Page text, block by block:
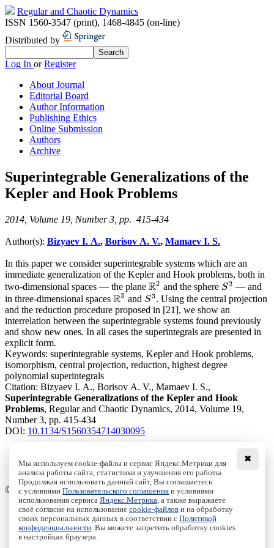
Regular and Chaotic Dynamics
ISSN 1560-3547 (print), 1468-4845 (on-line)
Distributed by
Log In orRegister
About Journal
Editorial Board
Author Information
Publishing Ethics
Online Submission
Authors
Archive
Superintegrable Generalizations of the
Kepler and Hook Problems
2014, Volume 19, Number 3, pp. 415-434
Author(s): Bizyaev I. A., Borisov A. V., Mamaev I. S.
In this paper we consider superintegrable systems which are an
immediate generalization of the Kepler and Hook problems, both in
two-dimensional spaces — the plane R2
R2 and the sphere S2
S2 — and
in three-dimensional spaces R3
R3 and S3
S3. Using the central projection
and the reduction procedure proposed in [21], we show an
interrelation between the superintegrable systems found previously
and show new ones. In all cases the superintegrals are presented in
explicit form.
Keywords: superintegrable systems, Kepler and Hook problems,
isomorphism, central projection, reduction, highest degree
polynomial superintegrals
Citation: Bizyaev I. A., Borisov A. V., Mamaev I. S.,
Superintegrable Generalizations of the Kepler and Hook
Problems, Regular and Chaotic Dynamics, 2014, Volume 19,
Number 3, pp. 415-434
DOI: 10.1134/S1560354714030095
Access to the full text on the Springer website
© Institute of Computer Science Izhevsk, 2005 - 2026
About Journal
Editorial Board
Author Information
Publishing Ethics
✖
Мы используем cookie-файлы и сервис Яндекс.Метрики для
анализа работы сайта, статистики и улучшения его работы.
Продолжая использовать данный сайт, Вы соглашаетесь
с условиями Пользовательского соглашения и условиями
использования сервиса Яндекс.Метрика , а также выражаете
своё согласие на использование cookie-файлов и на обработку
своих персональных данных в соответствии с Политикой
конфиденциальности . Вы можете запретить обработку cookies
в настройках браузера.